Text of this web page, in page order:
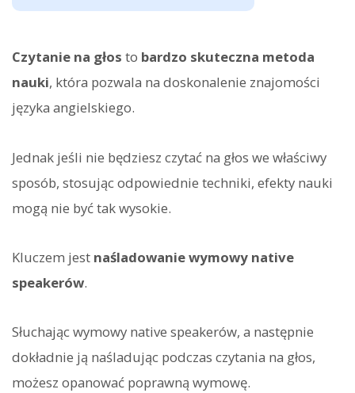
Czytanie na głos to bardzo skuteczna metoda
nauki, która pozwala na doskonalenie znajomości
języka angielskiego.
Jednak jeśli nie będziesz czytać na głos we właściwy
sposób, stosując odpowiednie techniki, efekty nauki
mogą nie być tak wysokie.
Kluczem jest naśladowanie wymowy native
speakerów.
Słuchając wymowy native speakerów, a następnie
dokładnie ją naśladując podczas czytania na głos,
możesz opanować poprawną wymowę.